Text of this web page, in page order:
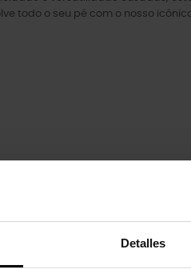
Detalles
todo o seu pé com o nosso
compraram: